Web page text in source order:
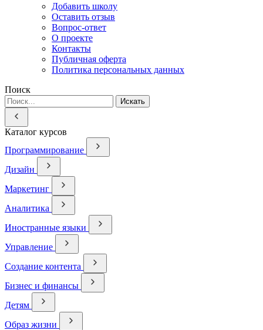
Добавить школу
Оставить отзыв
Вопрос-ответ
О проекте
Контакты
Публичная оферта
Политика персональных данных
Поиск
Искать
Каталог курсов
Программирование
Дизайн
Маркетинг
Аналитика
Иностранные языки
Управление
Создание контента
Бизнес и финансы
Детям
Образ жизни